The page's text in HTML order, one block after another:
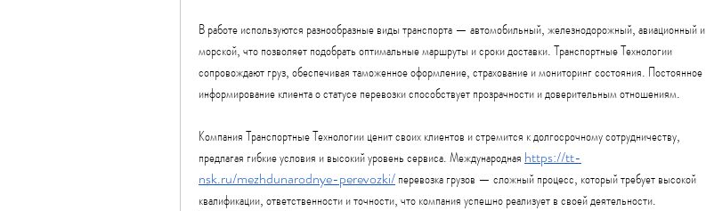
В работе используются разнообразные виды транспорта — автомобильный, железнодорожный, авиационный и
морской, что позволяет подобрать оптимальные маршруты и сроки доставки. Транспортные Технологии
сопровождают груз, обеспечивая таможенное оформление, страхование и мониторинг состояния. Постоянное
информирование клиента о статусе перевозки способствует прозрачности и доверительным отношениям.
Компания Транспортные Технологии ценит своих клиентов и стремится к долгосрочному сотрудничеству,
предлагая гибкие условия и высокий уровень сервиса. Международная https://tt-
nsk.ru/mezhdunarodnye-perevozki/ перевозка грузов — сложный процесс, который требует высокой
квалификации, ответственности и точности, что компания успешно реализует в своей деятельности.